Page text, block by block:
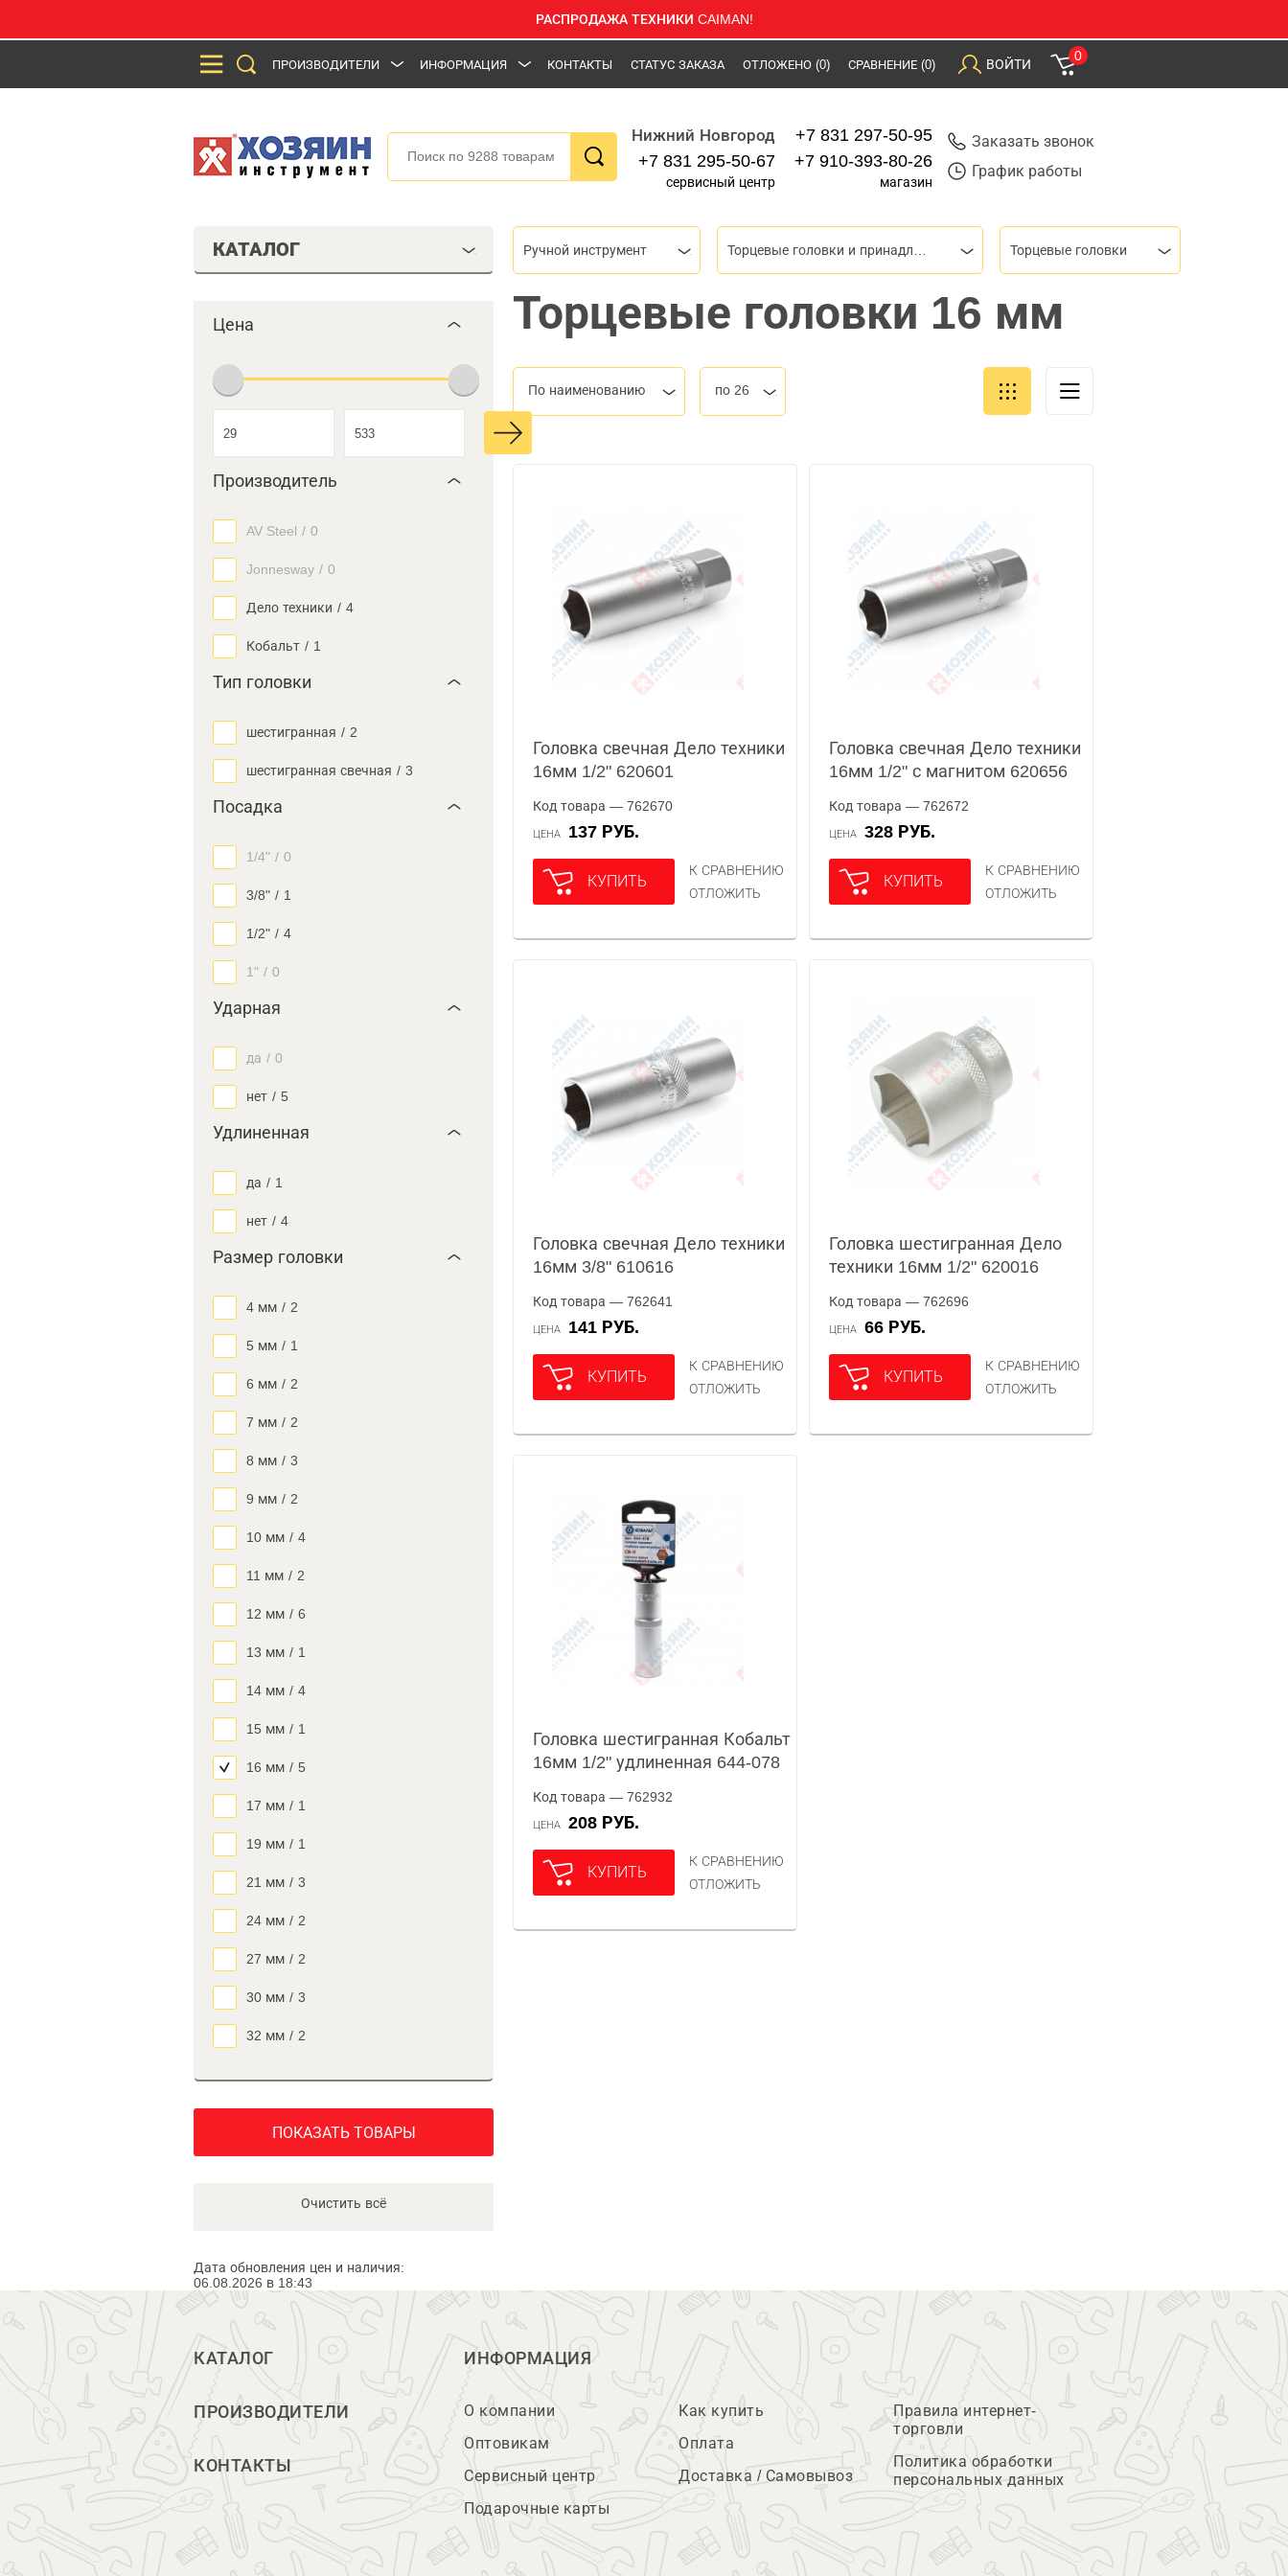
РАСПРОДАЖА ТЕХНИКИ CAIMAN!
ПРОИЗВОДИТЕЛИ ИНФОРМАЦИЯ КОНТАКТЫ СТАТУС ЗАКАЗА ОТЛОЖЕНО (0) СРАВНЕНИЕ (0) ВОЙТИ
0
Нижний Новгород
+7 831 295-50-67
сервисный центр
+7 831 297-50-95
+7 910-393-80-26
магазин
Заказать звонок
График работы
КАТАЛОГ
Цена
Производитель
AV Steel / 0
Jonnesway / 0
Дело техники / 4
Кобальт / 1
Тип головки
шестигранная / 2
шестигранная свечная / 3
Посадка
1/4" / 0
3/8" / 1
1/2" / 4
1" / 0
Ударная
да / 0
нет / 5
Удлиненная
да / 1
нет / 4
Размер головки
4 мм / 2
5 мм / 1
6 мм / 2
7 мм / 2
8 мм / 3
9 мм / 2
10 мм / 4
11 мм / 2
12 мм / 6
13 мм / 1
14 мм / 4
15 мм / 1
16 мм / 5
17 мм / 1
19 мм / 1
21 мм / 3
24 мм / 2
27 мм / 2
30 мм / 3
32 мм / 2
ПОКАЗАТЬ ТОВАРЫ
Очистить всё
Дата обновления цен и наличия:
06.08.2026 в 18:43
Ручной инструмент Торцевые головки
Торцевые головки 16 мм
По наименованию по 26
Головка свечная Дело техники
16мм 1/2" 620601
Код товара — 762670
ЦЕНА 137 РУБ.
КУПИТЬ
К СРАВНЕНИЮ
ОТЛОЖИТЬ
Головка свечная Дело техники
16мм 1/2" с магнитом 620656
Код товара — 762672
ЦЕНА 328 РУБ.
КУПИТЬ
К СРАВНЕНИЮ
ОТЛОЖИТЬ
Головка свечная Дело техники
16мм 3/8" 610616
Код товара — 762641
ЦЕНА 141 РУБ.
КУПИТЬ
К СРАВНЕНИЮ
ОТЛОЖИТЬ
Головка шестигранная Дело
техники 16мм 1/2" 620016
Код товара — 762696
ЦЕНА 66 РУБ.
КУПИТЬ
К СРАВНЕНИЮ
ОТЛОЖИТЬ
Головка шестигранная Кобальт
16мм 1/2" удлиненная 644-078
Код товара — 762932
ЦЕНА 208 РУБ.
КУПИТЬ
К СРАВНЕНИЮ
ОТЛОЖИТЬ
КАТАЛОГ
ПРОИЗВОДИТЕЛИ
КОНТАКТЫ
ИНФОРМАЦИЯ
О компании
Оптовикам
Сервисный центр
Подарочные карты
Как купить
Оплата
Доставка / Самовывоз
Правила интернет-
торговли
Политика обработки
персональных данных